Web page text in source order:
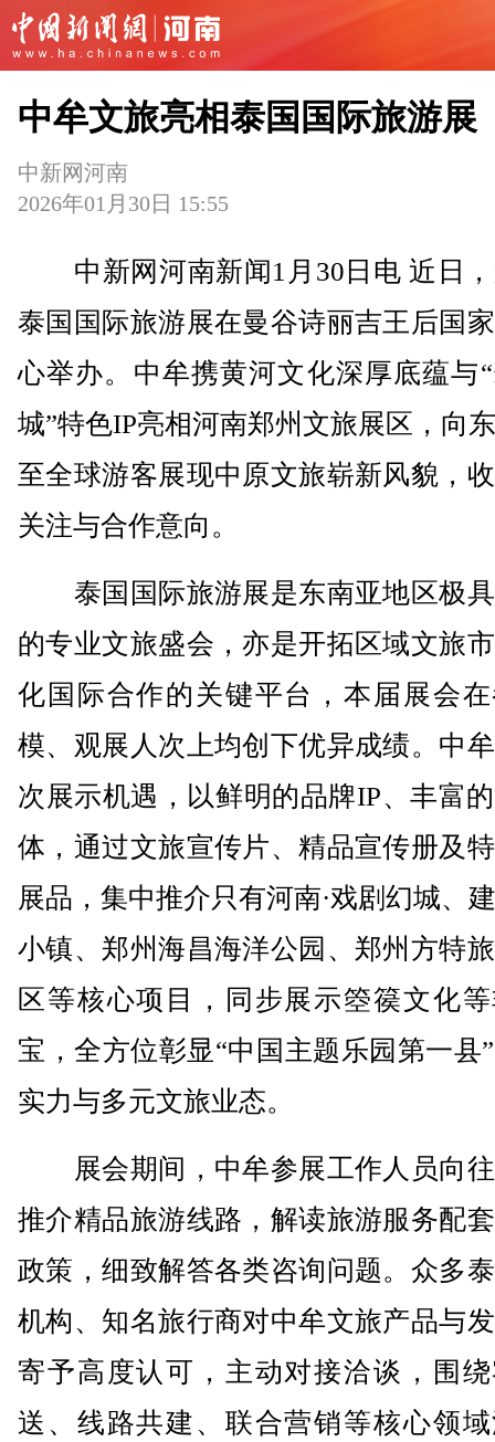
中牟文旅亮相泰国国际旅游展
中新网河南
2026年01月30日 15:55
中新网河南新闻1月30日电 近日，
泰国国际旅游展在曼谷诗丽吉王后国
心举办。中牟携黄河文化深厚底蕴与
城”特色IP亮相河南郑州文旅展区，向
至全球游客展现中原文旅崭新风貌，
关注与合作意向。
泰国国际旅游展是东南亚地区极
的专业文旅盛会，亦是开拓区域文旅
化国际合作的关键平台，本届展会
模、观展人次上均创下优异成绩。中
次展示机遇，以鲜明的品牌IP、丰富
体，通过文旅宣传片、精品宣传册及
展品，集中推介只有河南·戏剧幻城、
小镇、郑州海昌海洋公园、郑州方特
区等核心项目，同步展示箜篌文化
宝，全方位彰显“中国主题乐园第一县
实力与多元文旅业态。
展会期间，中牟参展工作人员向
推介精品旅游线路，解读旅游服务配
政策，细致解答各类咨询问题。众多
机构、知名旅行商对中牟文旅产品与
寄予高度认可，主动对接洽谈，围
送、线路共建、联合营销等核心领